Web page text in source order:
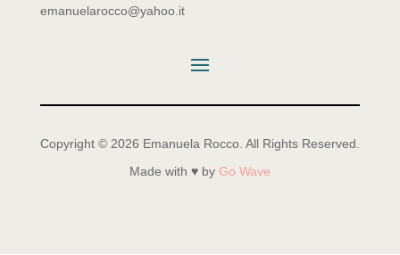
emanuelarocco@yahoo.it
Copyright © 2026 Emanuela Rocco. All Rights Reserved.
Made with ♥ by Go Wave